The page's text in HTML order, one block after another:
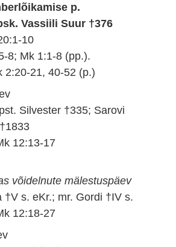
p.
Vassiili Suur †376
10
8; Mk 1:1-8 (pp.).
2:20-21, 40-52 (p.)
Silvester †335; Sarovi
12:13-17
võidelnute mälestuspäev
†V s. eKr.; mr. Gordi †IV s.
12:18-27